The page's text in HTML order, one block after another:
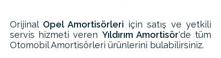
Orijinal Opel Amortisörleri için satış ve yetkili
servis hizmeti veren Yıldırım Amortisör'de tüm
Otomobil Amortisörleri ürünlerini bulabilirsiniz.